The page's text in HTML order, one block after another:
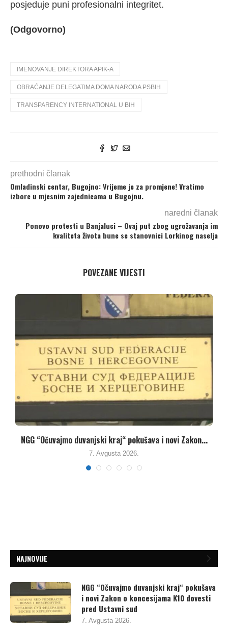
posjeduje puni profesionalni integritet.
(Odgovorno)
IMENOVANJE DIREKTORA APIK-A
OBRAĆANJE DELEGATIMA DOMA NARODA PSBIH
TRANSPARENCY INTERNATIONAL U BIH
prethodni članak
Omladinski centar, Bugojno: Vrijeme je za promjene! Vratimo
izbore u mjesnim zajednicama u Bugojnu.
naredni članak
Ponovo protesti u Banjaluci – Ovaj put zbog ugrožavanja im
kvaliteta života bune se stanovnici Lorkinog naselja
POVEZANE VIJESTI
Umanjenjem vodnih naknada vlasti u Republici Srpskoj
pune...
7. Avgusta 2026.
NAJNOVIJE
NGG “Očuvajmo duvanjski kraj“ pokušava
i novi Zakon o koncesijama K10 dovesti
pred Ustavni sud